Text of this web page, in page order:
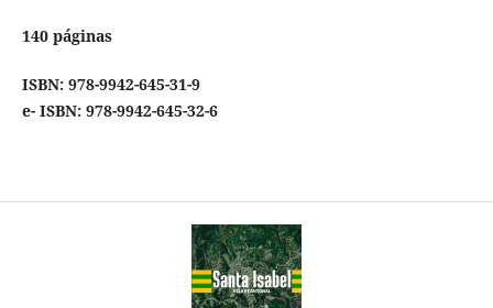
140 páginas
ISBN: 978-9942-645-31-9
e- ISBN: 978-9942-645-32-6